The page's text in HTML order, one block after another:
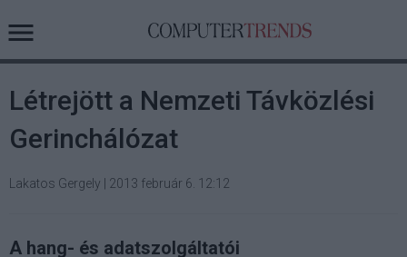
Létrejött a Nemzeti Távközlési
Gerinchálózat
Lakatos Gergely 2013 február 6. 12:12
A hang- és adatszolgáltatói